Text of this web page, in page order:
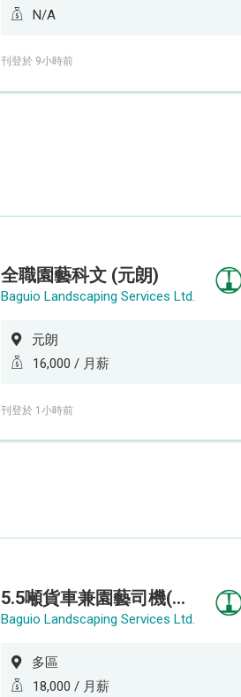
N/A
刊登於 9小時前
全職園藝科文 (元朗)
Baguio Landscaping Services Ltd.
元朗
16,000 / 月薪
刊登於 1小時前
5.5噸貨車兼園藝司機(港九新界)
Baguio Landscaping Services Ltd.
多區
18,000 / 月薪